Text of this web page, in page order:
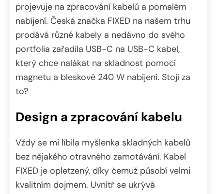
projevuje na zpracování kabelů a pomalém
nabíjení. Česká značka FIXED na našem trhu
prodává různé kabely a nedávno do svého
portfolia zařadila USB-C na USB-C kabel,
který chce nalákat na skladnost pomocí
magnetu a bleskové 240 W nabíjení. Stojí za
to?
Design a zpracování kabelu
Vždy se mi líbila myšlenka skladných kabelů
bez nějakého otravného zamotávání. Kabel
FIXED je opletzený, díky čemuž působí velmi
kvalitním dojmem. Uvnitř se ukrývá